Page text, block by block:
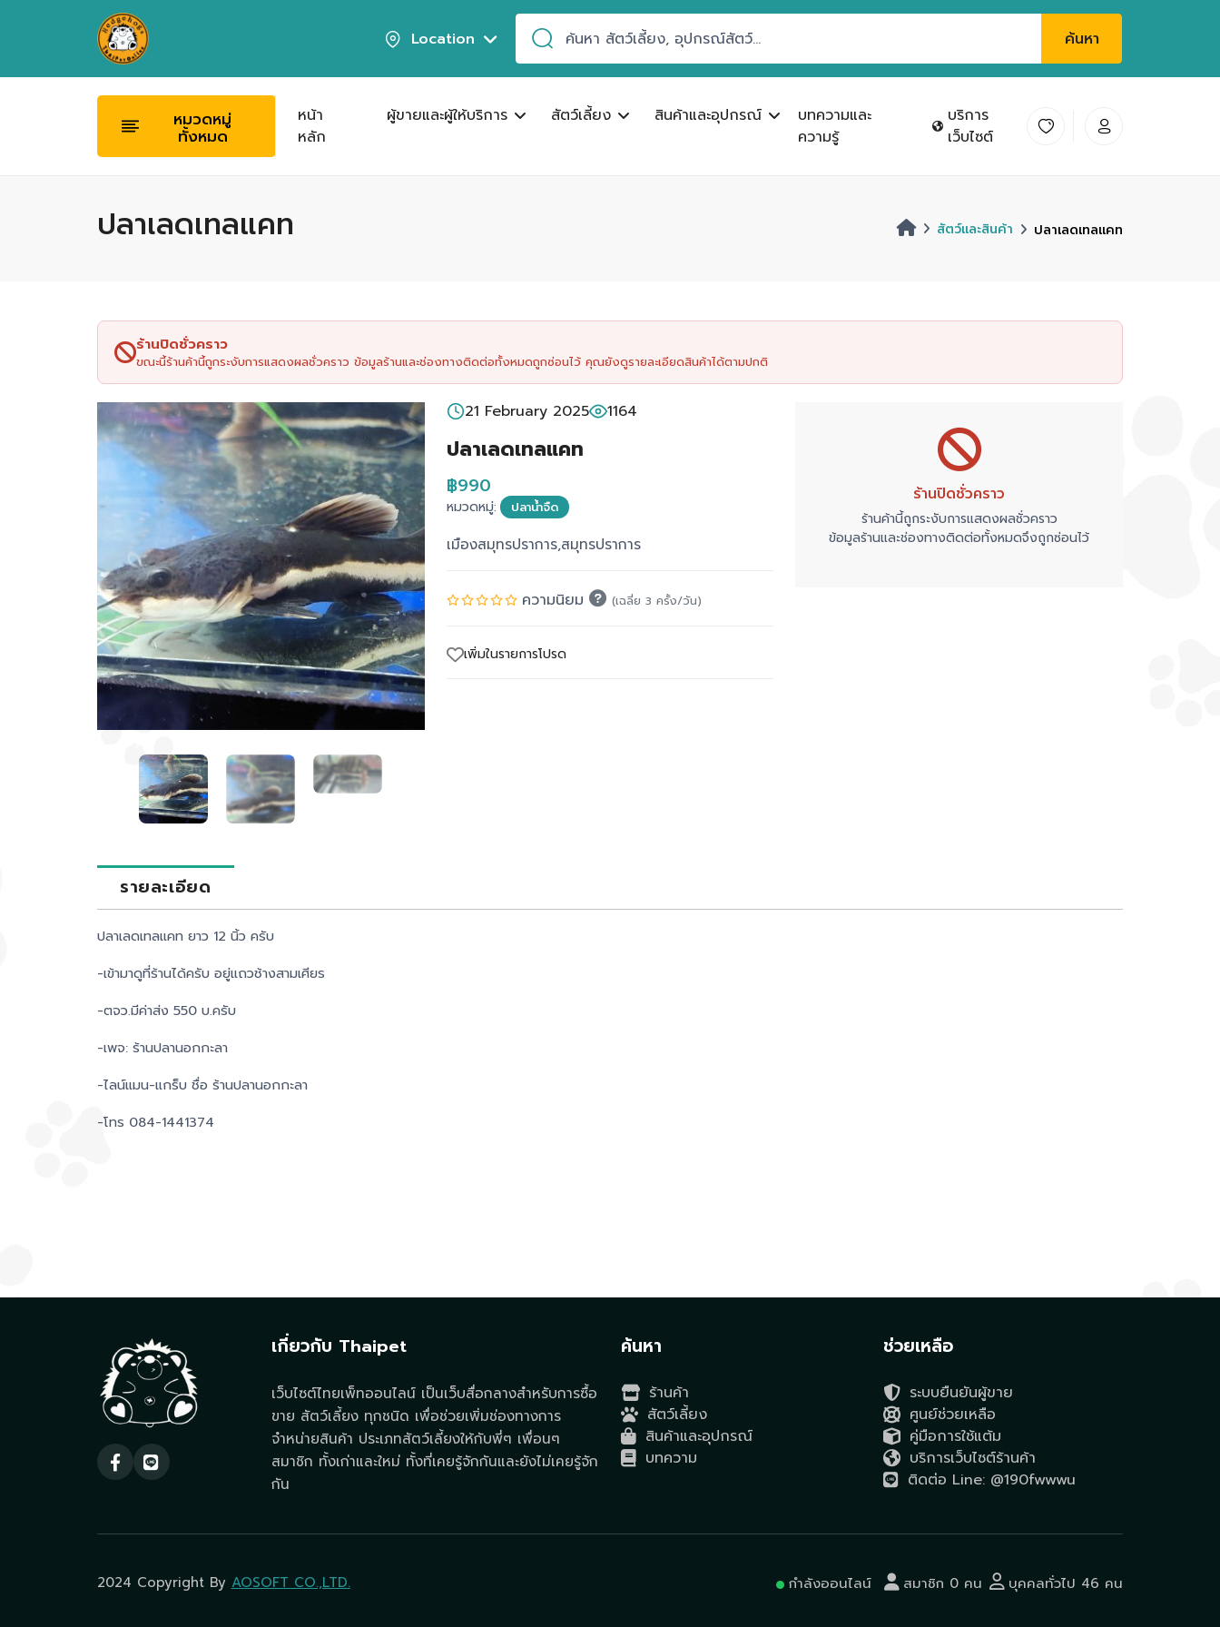
Location ค้นหา
หมวดหมู่
ทั้งหมด
หน้า
หลัก
ผู้ขายและผู้ให้บริการ สัตว์เลี้ยง สินค้าและอุปกรณ์
บทความและ
ความรู้
บริการ
เว็บไซต์
ปลาเลดเทลแคท สัตว์และสินค้า ปลาเลดเทลแคท
ร้านปิดชั่วคราว
ขณะนี้ร้านค้านี้ถูกระงับการแสดงผลชั่วคราว ข้อมูลร้านและช่องทางติดต่อทั้งหมดถูกซ่อนไว้ คุณยังดูรายละเอียดสินค้าได้ตามปกติ
21 February 2025 1164
ปลาเลดเทลแคท
฿990
หมวดหมู่: ปลาน้ำจืด
เมืองสมุทรปราการ,สมุทรปราการ
ความนิยม (เฉลี่ย 3 ครั้ง/วัน)
เพิ่มในรายการโปรด
ร้านปิดชั่วคราว
ร้านค้านี้ถูกระงับการแสดงผลชั่วคราว
ข้อมูลร้านและช่องทางติดต่อทั้งหมดจึงถูกซ่อนไว้
รายละเอียด
ปลาเลดเทลแคท ยาว 12 นิ้ว ครับ
-เข้ามาดูที่ร้านได้ครับ อยู่แถวช้างสามเศียร
-ตจว.มีค่าส่ง 550 บ.ครับ
-เพจ: ร้านปลานอกกะลา
-ไลน์แมน-แกร็บ ชื่อ ร้านปลานอกกะลา
-โทร 084-1441374
เกี่ยวกับ Thaipet
เว็บไซต์ไทยเพ็ทออนไลน์ เป็นเว็บสื่อกลางสำหรับการซื้อ
ขาย สัตว์เลี้ยง ทุกชนิด เพื่อช่วยเพิ่มช่องทางการ
จำหน่ายสินค้า ประเภทสัตว์เลี้ยงให้กับพี่ๆ เพื่อนๆ
สมาชิก ทั้งเก่าและใหม่ ทั้งที่เคยรู้จักกันและยังไม่เคยรู้จัก
กัน
ค้นหา
ร้านค้า
สัตว์เลี้ยง
สินค้าและอุปกรณ์
บทความ
ช่วยเหลือ
ระบบยืนยันผู้ขาย
ศูนย์ช่วยเหลือ
คู่มือการใช้แต้ม
บริการเว็บไซต์ร้านค้า
ติดต่อ Line: @190fwwwu
2024 Copyright By AOSOFT CO.,LTD. กำลังออนไลน์ สมาชิก 0 คน บุคคลทั่วไป 46 คน